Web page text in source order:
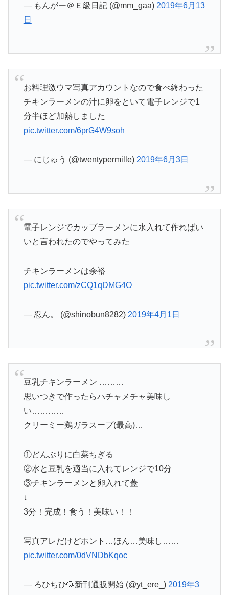
— もんがー＠Ｅ級日記 (@mm_gaa) 2019年6月13
日
お料理激ウマ写真アカウントなので食べ終わった
チキンラーメンの汁に卵をといて電子レンジで1
分半ほど加熱しました
pic.twitter.com/6prG4W9soh
— にじゅう (@twentypermille) 2019年6月3日
電子レンジでカップラーメンに水入れて作ればい
いと言われたのでやってみた
チキンラーメンは余裕
pic.twitter.com/zCQ1qDMG4O
— 忍ん。 (@shinobun8282) 2019年4月1日
豆乳チキンラーメン ………
思いつきで作ったらハチャメチャ美味し
い…………
クリーミー鶏ガラスープ(最高)…
①どんぶりに白菜ちぎる
②水と豆乳を適当に入れてレンジで10分
③チキンラーメンと卵入れて蓋
↓
3分！完成！食う！美味い！！
写真アレだけどホント…ほん…美味し……
pic.twitter.com/0dVNDbKqoc
— ろひちひ🐶新刊通販開始 (@yt_ere_) 2019年3